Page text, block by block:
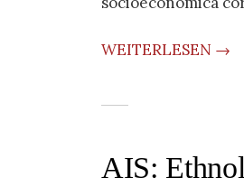
WEITERLESEN →
AIS: